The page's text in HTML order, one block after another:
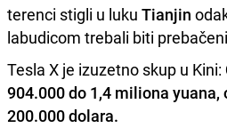
terenci stigli u luku Tianjin
labudicom trebali biti
Tesla X je izuzetno skup u Kini:
904.000 do 1,4 miliona yuana,
200.000 dolara.